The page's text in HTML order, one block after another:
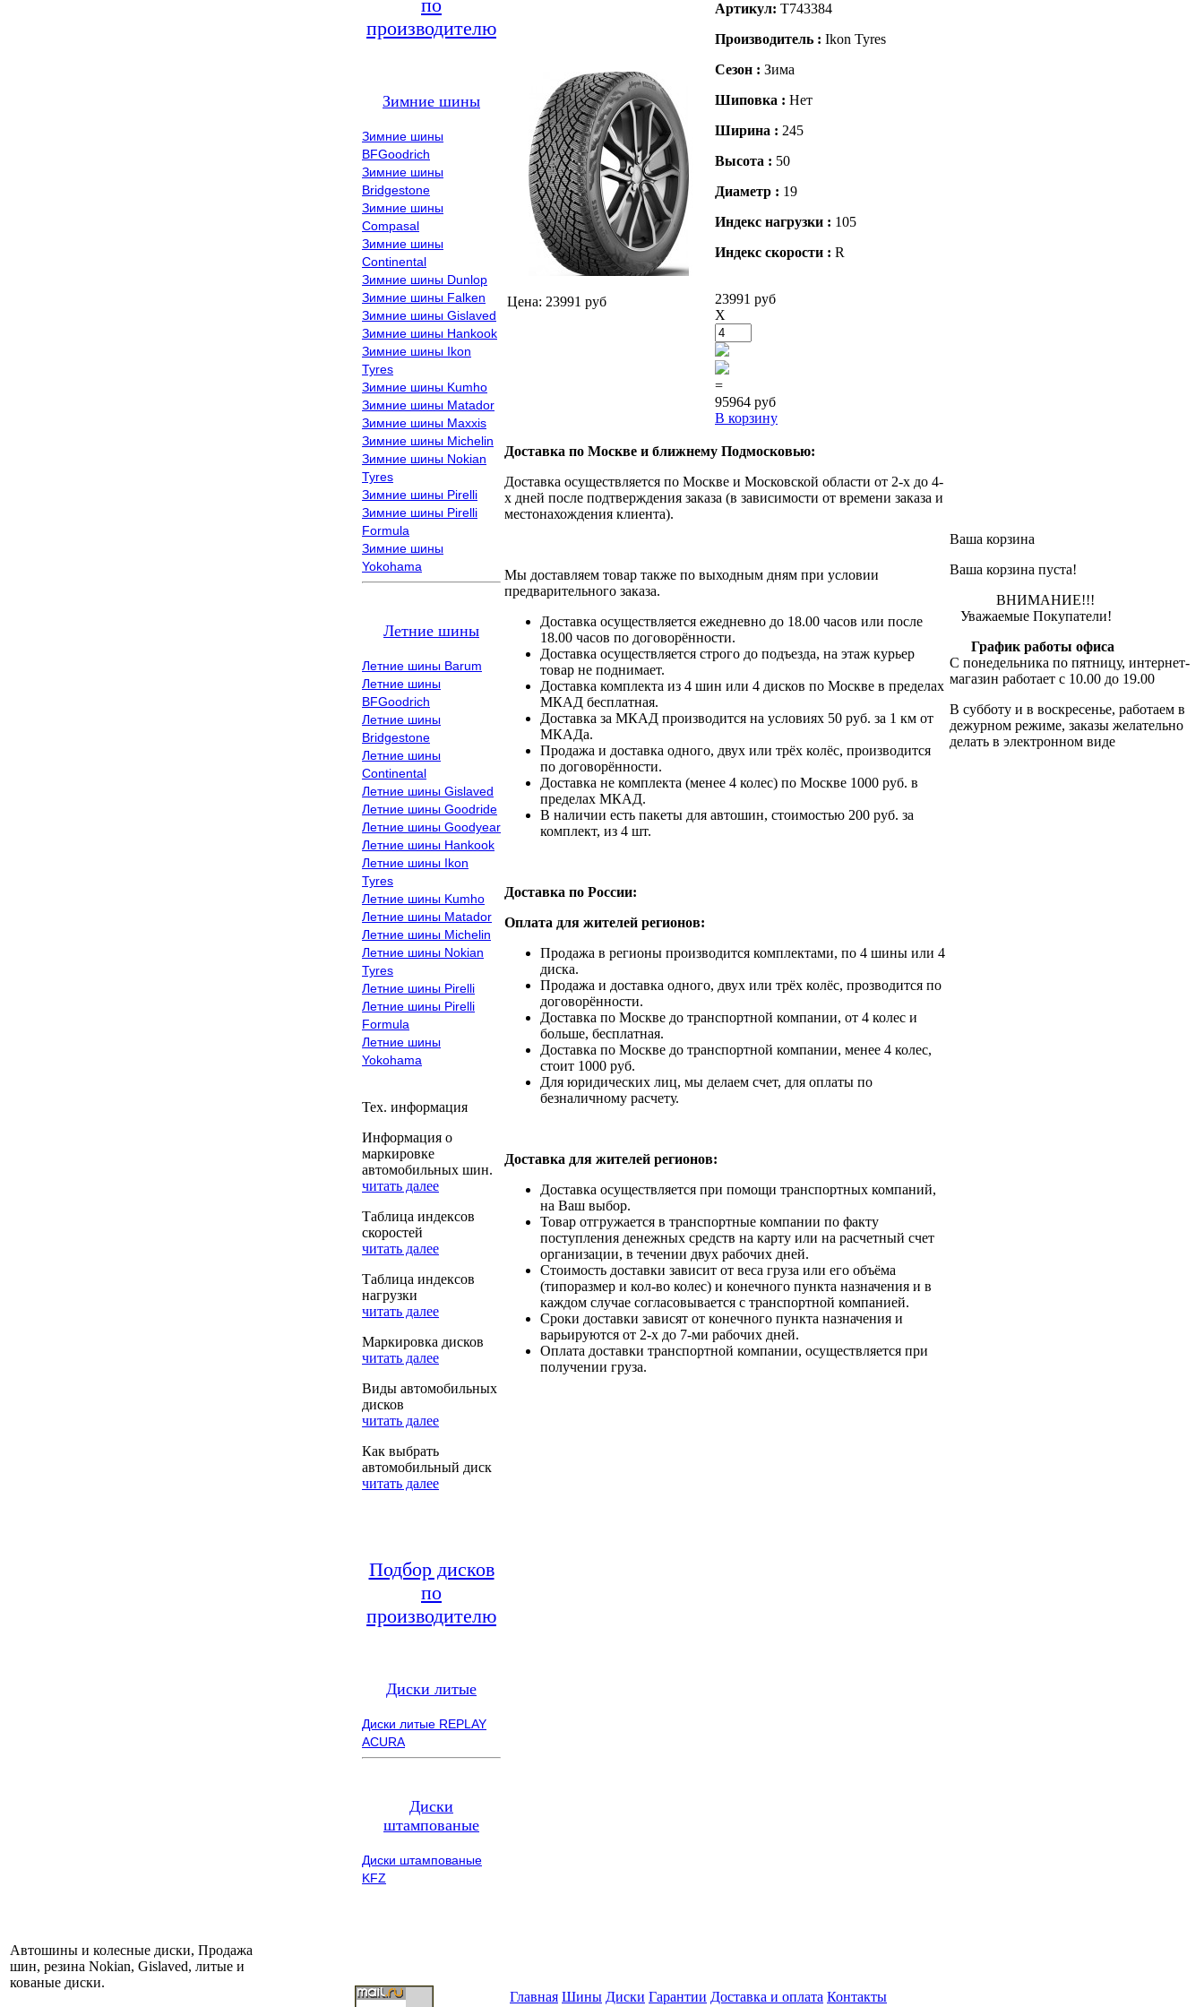
по
производителю
Зимние шины
Зимние шины
BFGoodrich
Зимние шины
Bridgestone
Зимние шины
Compasal
Зимние шины
Continental
Зимние шины Dunlop
Зимние шины Falken
Зимние шины Gislaved
Зимние шины Hankook
Зимние шины Ikon
Tyres
Зимние шины Kumho
Зимние шины Matador
Зимние шины Maxxis
Зимние шины Michelin
Зимние шины Nokian
Tyres
Зимние шины Pirelli
Зимние шины Pirelli
Formula
Зимние шины
Yokohama
Летние шины
Летние шины Barum
Летние шины
BFGoodrich
Летние шины
Bridgestone
Летние шины
Continental
Летние шины Gislaved
Летние шины Goodride
Летние шины Goodyear
Летние шины Hankook
Летние шины Ikon
Tyres
Летние шины Kumho
Летние шины Matador
Летние шины Michelin
Летние шины Nokian
Tyres
Летние шины Pirelli
Летние шины Pirelli
Formula
Летние шины
Yokohama
Тех. информация
Информация о
маркировке
автомобильных шин.
читать далее
Таблица индексов
скоростей
читать далее
Таблица индексов
нагрузки
читать далее
Маркировка дисков
читать далее
Виды автомобильных
дисков
читать далее
Как выбрать
автомобильный диск
читать далее
Подбор дисков
по
производителю
Диски литые
Диски литые REPLAY
ACURA
Диски
штампованые
Диски штампованые
KFZ
Цена: 23991 руб
Артикул: T743384
Производитель : Ikon Tyres
Сезон : Зима
Шиповка : Нет
Ширина : 245
Высота : 50
Диаметр : 19
Индекс нагрузки : 105
Индекс скорости : R
23991 руб
X
=
95964 руб
В корзину
Доставка по Москве и ближнему Подмосковью:
Доставка осуществляется по Москве и Московской области от 2-х до 4-
х дней после подтверждения заказа (в зависимости от времени заказа и
местонахождения клиента).
Мы доставляем товар также по выходным дням при условии
предварительного заказа.
Доставка осуществляется ежедневно до 18.00 часов или после
18.00 часов по договорённости.
Доставка осуществляется строго до подъезда, на этаж курьер
товар не поднимает.
Доставка комплекта из 4 шин или 4 дисков по Москве в пределах
МКАД бесплатная.
Доставка за МКАД производится на условиях 50 руб. за 1 км от
МКАДа.
Продажа и доставка одного, двух или трёх колёс, производится
по договорённости.
Доставка не комплекта (менее 4 колес) по Москве 1000 руб. в
пределах МКАД.
В наличии есть пакеты для автошин, стоимостью 200 руб. за
комплект, из 4 шт.
Доставка по России:
Оплата для жителей регионов:
Продажа в регионы производится комплектами, по 4 шины или 4
диска.
Продажа и доставка одного, двух или трёх колёс, прозводится по
договорённости.
Доставка по Москве до транспортной компании, от 4 колес и
больше, бесплатная.
Доставка по Москве до транспортной компании, менее 4 колес,
стоит 1000 руб.
Для юридических лиц, мы делаем счет, для оплаты по
безналичному расчету.
Доставка для жителей регионов:
Доставка осуществляется при помощи транспортных компаний,
на Ваш выбор.
Товар отгружается в транспортные компании по факту
поступления денежных средств на карту или на расчетный счет
организации, в течении двух рабочих дней.
Стоимость доставки зависит от веса груза или его объёма
(типоразмер и кол-во колес) и конечного пункта назначения и в
каждом случае согласовывается с транспортной компанией.
Сроки доставки зависят от конечного пункта назначения и
варьируются от 2-х до 7-ми рабочих дней.
Оплата доставки транспортной компании, осуществляется при
получении груза.
Ваша корзина
Ваша корзина пуста!
ВНИМАНИЕ!!!
Уважаемые Покупатели!
График работы офиса
С понедельника по пятницу, интернет-
магазин работает с 10.00 до 19.00
В субботу и в воскресенье, работаем в
дежурном режиме, заказы желательно
делать в электронном виде
Автошины и колесные диски, Продажа
шин, резина Nokian, Gislaved, литые и
кованые диски.
Главная Шины Диски Гарантии Доставка и оплата Контакты